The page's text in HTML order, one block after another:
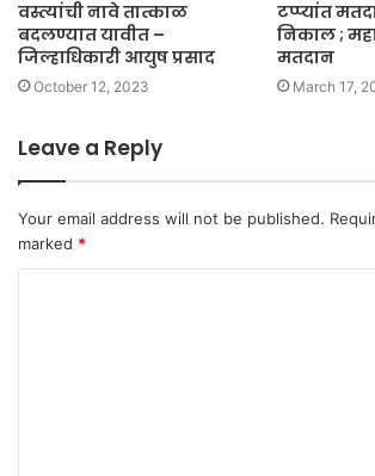
वस्त्यांची नावे तात्काळ
बदलण्यात यावीत –
जिल्हाधिकारी आयुष प्रसाद
October 12, 2023
टप्प्यांत
निकाल ;
मतदान
March 17,
Leave a Reply
Your email address will not be published.
marked *